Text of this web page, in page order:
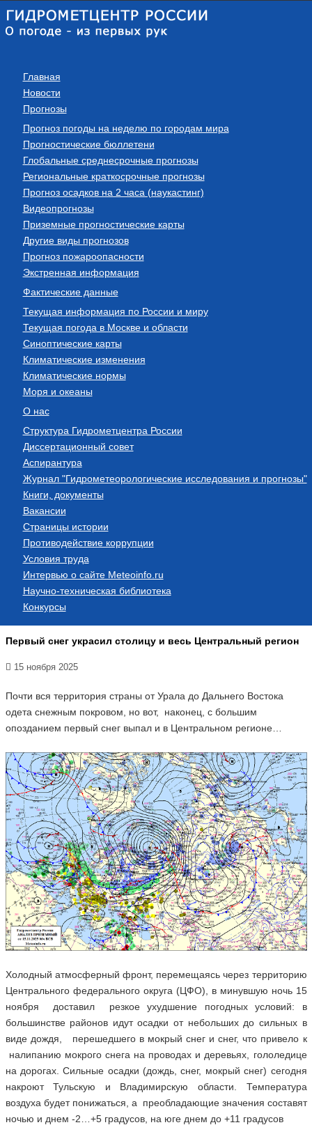
Главная
Новости
Прогнозы
Прогноз погоды на неделю по городам мира
Прогностические бюллетени
Глобальные среднесрочные прогнозы
Региональные краткосрочные прогнозы
Прогноз осадков на 2 часа (наукастинг)
Видеопрогнозы
Приземные прогностические карты
Другие виды прогнозов
Прогноз пожароопасности
Экстренная информация
Фактические данные
Текущая информация по России и миру
Текущая погода в Москве и области
Синоптические карты
Климатические изменения
Климатические нормы
Моря и океаны
О нас
Структура Гидрометцентра России
Диссертационный совет
Аспирантура
Журнал "Гидрометеорологические исследования и прогнозы"
Книги, документы
Вакансии
Страницы истории
Противодействие коррупции
Условия труда
Интервью о сайте Meteoinfo.ru
Научно-техническая библиотека
Конкурсы
Первый снег украсил столицу и весь Центральный регион
15 ноября 2025
Почти вся территория страны от Урала до Дальнего Востока
одета снежным покровом, но вот, наконец, с большим
опозданием первый снег выпал и в Центральном регионе…
Холодный атмосферный фронт, перемещаясь через территорию
Центрального федерального округа (ЦФО), в минувшую ночь 15
ноября доставил резкое ухудшение погодных условий: в
большинстве районов идут осадки от небольших до сильных в
виде дождя, перешедшего в мокрый снег и снег, что привело к
налипанию мокрого снега на проводах и деревьях, гололедице
на дорогах. Сильные осадки (дождь, снег, мокрый снег) сегодня
накроют Тульскую и Владимирскую области. Температура
воздуха будет понижаться, а преобладающие значения составят
ночью и днем -2…+5 градусов, на юге днем до +11 градусов